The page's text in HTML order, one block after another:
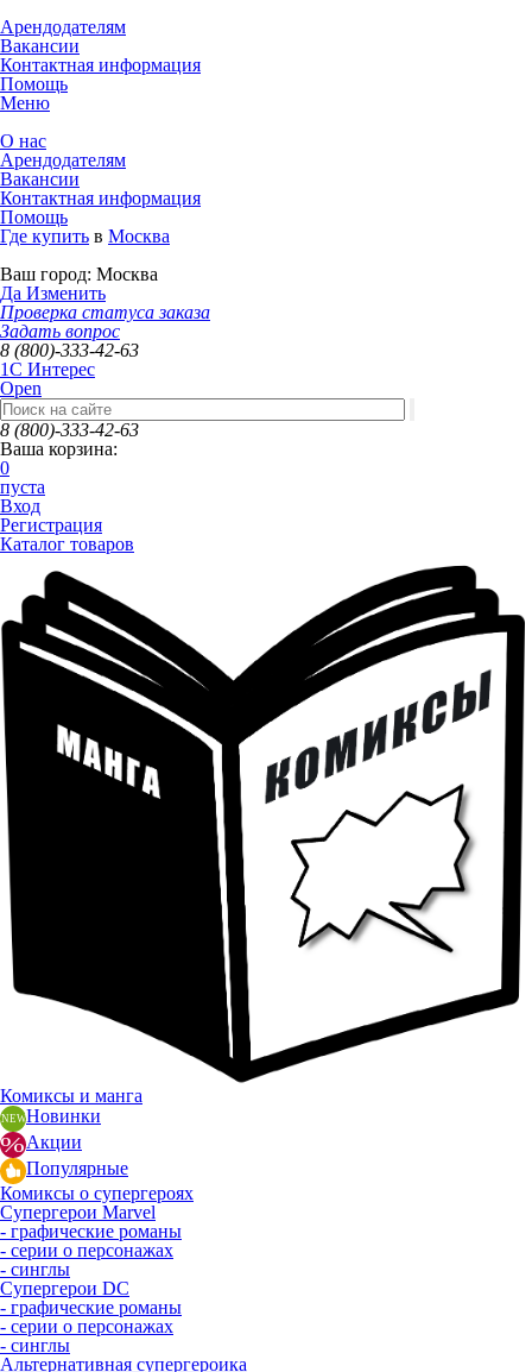
Арендодателям
Вакансии
Контактная информация
Помощь
Меню
О нас
Арендодателям
Вакансии
Контактная информация
Помощь
Где купить в Москва
Ваш город: Москва
Да Изменить
Проверка статуса заказа
Задать вопрос
8 (800)-333-42-63
1C Интерес
Open
8 (800)-333-42-63
Ваша корзина:
0
пуста
Вход
Регистрация
Каталог товаров
Комиксы и манга
Новинки
Акции
Популярные
Комиксы о супергероях
Супергерои Marvel
- графические романы
- серии о персонажах
- синглы
Супергерои DC
- графические романы
- серии о персонажах
- синглы
Альтернативная супергероика